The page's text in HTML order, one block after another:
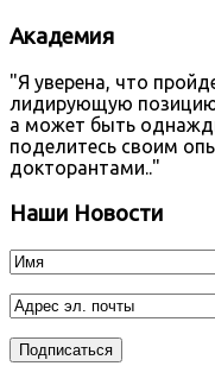
Академия
"Я уверена, что
лидирующую позицию
а может быть
поделитесь своим
докторантами.."
Наши Новости